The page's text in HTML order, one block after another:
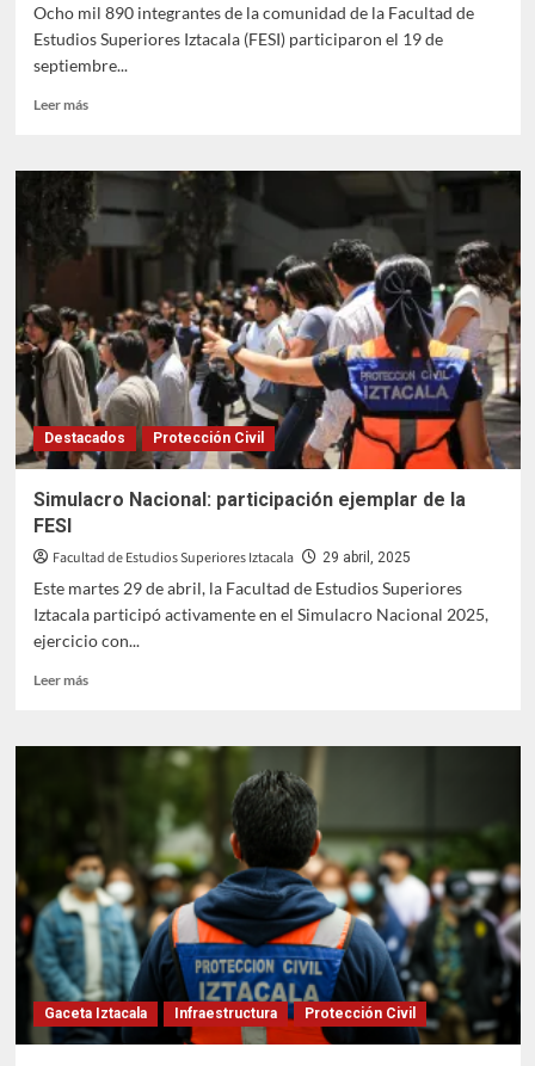
Ocho mil 890 integrantes de la comunidad de la Facultad de
Estudios Superiores Iztacala (FESI) participaron el 19 de
septiembre...
Leer másLeer
La
FESI
fortalece
prevención
Segundo
Simulacro
Nacional
2025
Destacados Protección Civil
Simulacro Nacional: participación ejemplar de la
FESI
Facultad de Estudios Superiores Iztacala 29 abril, 2025
Este martes 29 de abril, la Facultad de Estudios Superiores
Iztacala participó activamente en el Simulacro Nacional 2025,
ejercicio con...
Leer másLeer
Simulacro
la
FESI
Gaceta Iztacala Infraestructura Protección Civil